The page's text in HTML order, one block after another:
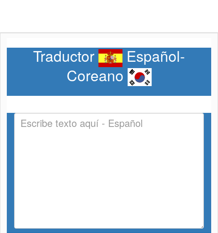
Traductor
Español-
Coreano